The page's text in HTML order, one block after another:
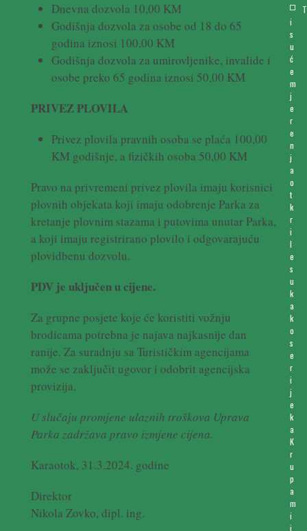
Dnevna dozvola 10,00 KM
Godišnja dozvola za osobe od 18 do 65
godina iznosi 100,00 KM
Godišnja dozvola za umirovljenike, invalide i
osobe preko 65 godina iznosi 50,00 KM
PRIVEZ PLOVILA
Privez plovila pravnih osoba se plaća 100,00
KM godišnje, a fizičkih osoba 50,00 KM
Pravo na privremeni privez plovila imaju korisnici
plovnih objekata koji imaju odobrenje Parka za
kretanje plovnim stazama i putovima unutar Parka,
a koji imaju registrirano plovilo i odgovarajuću
plovidbenu dozvolu.
PDV je uključen u cijene.
Za grupne posjete koje će koristiti vožnju
brodicama potrebna je najava najkasnije dan
ranije. Za suradnju sa Turističkim agencijama
može se zaključit ugovor i odobrit agencijska
provizija.
U slučaju promjene ulaznih troškova Uprava
Parka zadržava pravo izmjene cijena.
Karaotok, 31.3.2024. godine
Direktor
Nikola Zovko, dipl. ing.
T
i
s
u
ć
e
m
j
e
r
e
n
j
a
o
t
k
r
i
l
e
s
u
k
a
k
o
s
e
r
i
j
e
k
a
K
r
u
p
a
m
i
j